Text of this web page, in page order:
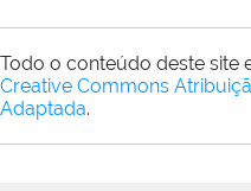
Todo o conteúdo deste site
Creative Commons
Adaptada.